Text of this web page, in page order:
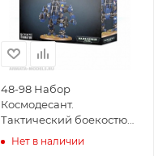
48-98 Набор
Космодесант.
Тактический боекостюм
для примарисов
Нет в наличии